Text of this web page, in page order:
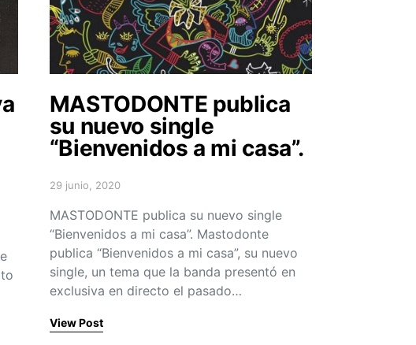
MASTODONTE publica
su nuevo single
“Bienvenidos a mi casa”.
Posted on
29 junio, 2020
MASTODONTE publica su nuevo single
“Bienvenidos a mi casa”. Mastodonte
publica “Bienvenidos a mi casa”, su nuevo
single, un tema que la banda presentó en
exclusiva en directo el pasado…
View Post